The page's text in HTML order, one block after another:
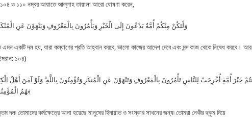
ও ১১০ নম্বর আয়াতে আল্লাহ তায়ালা আরো ঘোষণা করেন,
وَلْتَكُنْ مِنْكُمْ أُمَّةٌ يَدْعُونَ إِلَى الْخَيْرِ وَيَأْمُرُونَ بِالْمَعْرُوفِ وَيَنْهَوْنَ عَنِ
একটি দল হয়, যারা কল্যাণের প্রতি আহ্বান করবে, ভালো কাজের আদেশ দেবে এবং মন্দ কাজ থেকে নিষেধ করবে। আর
১০৪)
هُمُ الْمُؤْمِنُونَ وَأَكْثَرُهُمُ الْفَاسِقُونَ﴾
দল৷ তোমাদের কর্মক্ষেত্রে আনা হয়েছে মানুষের হিদায়াত ও সংস্কার সাধনের জন্য৷ তোমরা নেকীর হুকুম দিয়ে